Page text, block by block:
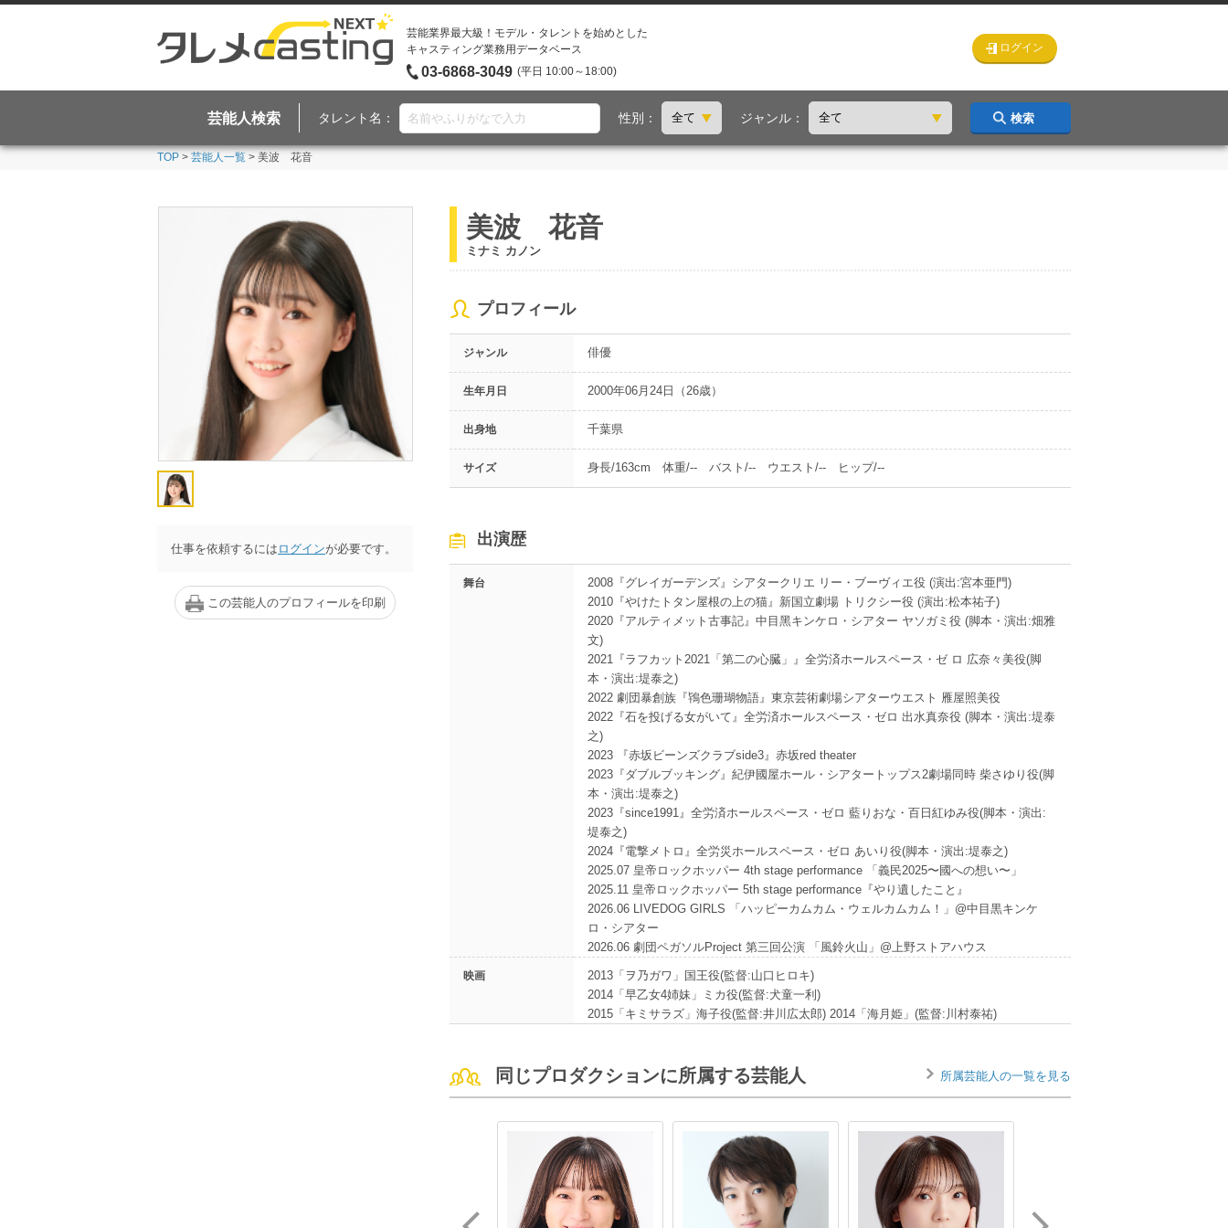
芸能業界最大級！モデル・タレントを始めとした
キャスティング業務用データベース
03-6868-3049 (平日 10:00～18:00)
ログイン
芸能人検索 タレント名： 性別： ジャンル： 検索
TOP > 芸能人一覧 > 美波 花音
仕事を依頼するには ログインが必要です。
この芸能人のプロフィールを印刷
美波 花音
ミナミ カノン
プロフィール
ジャンル 俳優
生年月日 2000年06月24日（26歳）
出身地 千葉県
サイズ 身長/163cm 体重/-- バスト/-- ウエスト/-- ヒップ/--
出演歴
舞台
2008『グレイガーデンズ』シアタークリエ リー・ブーヴィエ役 (演出:宮本亜門)
2010『やけたトタン屋根の上の猫』新国立劇場 トリクシー役 (演出:松本祐子)
2020『アルティメット古事記』中目黑キンケロ・シアター ヤソガミ役 (脚本・演出:畑雅
文)
2021『ラフカット2021「第二の心臓」』全労済ホールスペース・ゼ ロ 広奈々美役(脚
本・演出:堤泰之)
2022 劇団暴創族『鴇色珊瑚物語』東京芸術劇場シアターウエスト 雁屋照美役
2022『石を投げる女がいて』全労済ホールスペース・ゼロ 出水真奈役 (脚本・演出:堤泰
之)
2023 『赤坂ビーンズクラブside3』赤坂red theater
2023『ダブルブッキング』紀伊國屋ホール・シアタートップス2劇場同時 柴さゆり役(脚
本・演出:堤泰之)
2023『since1991』全労済ホールスペース・ゼロ 藍りおな・百日紅ゆみ役(脚本・演出:
堤泰之)
2024『電撃メトロ』全労災ホールスペース・ゼロ あいり役(脚本・演出:堤泰之)
2025.07 皇帝ロックホッパー 4th stage performance 「義民2025〜國への想い〜」
2025.11 皇帝ロックホッパー 5th stage performance『やり遺したこと』
2026.06 LIVEDOG GIRLS 「ハッピーカムカム・ウェルカムカム！」@中目黒キンケ
ロ・シアター
2026.06 劇団ペガソルProject 第三回公演 「風鈴火山」@上野ストアハウス
映画
2013「ヲ乃ガワ」国王役(監督:山口ヒロキ)
2014「早乙女4姉妹」ミカ役(監督:犬童一利)
2015「キミサラズ」海子役(監督:井川広太郎) 2014「海月姫」(監督:川村泰祐)
同じプロダクションに所属する芸能人 所属芸能人の一覧を見る